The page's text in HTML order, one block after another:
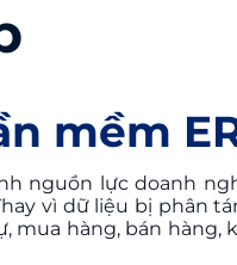
mềm
nguồn lực doanh
vì dữ liệu bị phân
hàng, bán hàng,